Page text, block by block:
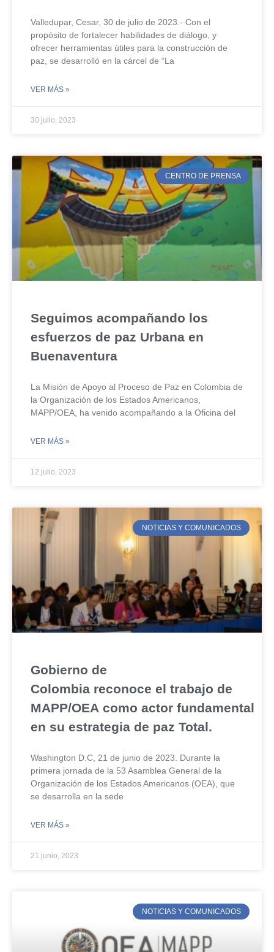
Valledupar, Cesar, 30 de julio de 2023.- Con el
propósito de fortalecer habilidades de diálogo, y
ofrecer herramientas útiles para la construcción de
paz, se desarrolló en la cárcel de “La
VER MÁS »
30 julio, 2023
CENTRO DE PRENSA
Seguimos acompañando los
esfuerzos de paz Urbana en
Buenaventura
La Misión de Apoyo al Proceso de Paz en Colombia de
la Organización de los Estados Americanos,
MAPP/OEA, ha venido acompañando a la Oficina del
VER MÁS »
12 julio, 2023
NOTICIAS Y COMUNICADOS
Gobierno de
Colombia reconoce el trabajo de
MAPP/OEA como actor fundamental
en su estrategia de paz Total.
Washington D.C, 21 de junio de 2023. Durante la
primera jornada de la 53 Asamblea General de la
Organización de los Estados Americanos (OEA), que
se desarrolla en la sede
VER MÁS »
21 junio, 2023
NOTICIAS Y COMUNICADOS